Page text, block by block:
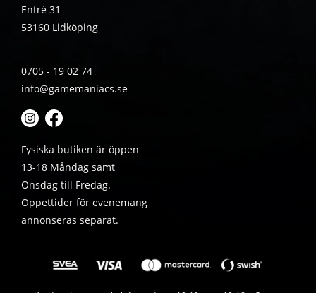
Entré 31
53160 Lidköping
0705 - 19 02 74
info@gamemaniacs.se
Fysiska butiken är öppen
13-18 Måndag samt
Onsdag till Fredag.
Öppettider för evenemang
annonseras separat.